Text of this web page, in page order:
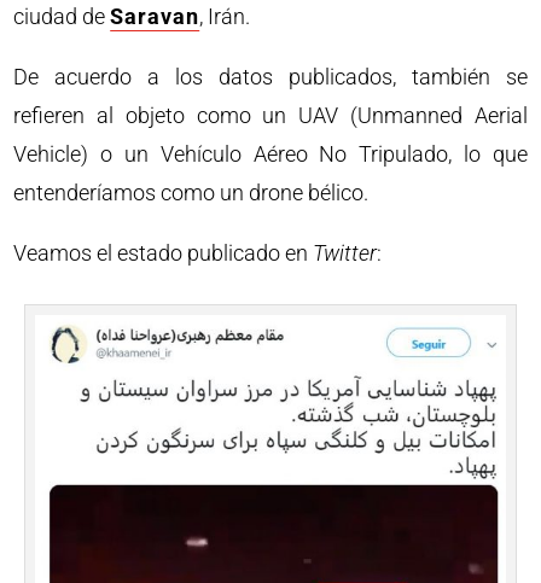
ciudad deSaravan, Irán.
De acuerdo a los datos publicados, también se
refieren al objeto como un UAV (Unmanned Aerial
Vehicle) o un Vehículo Aéreo No Tripulado, lo que
entenderíamos como un drone bélico.
Veamos el estado publicado en Twitter: